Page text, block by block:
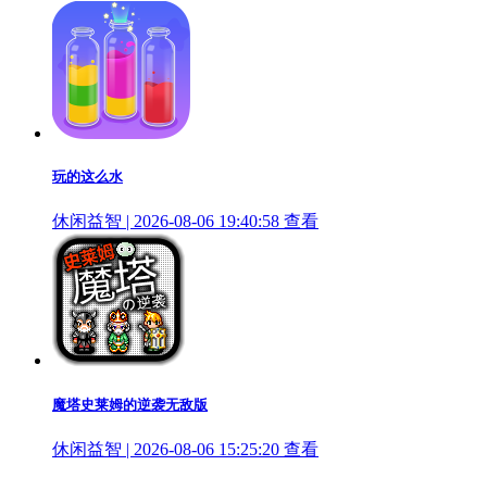
玩的这么水
休闲益智 | 2026-08-06 19:40:58 查看
魔塔史莱姆的逆袭无敌版
休闲益智 | 2026-08-06 15:25:20 查看